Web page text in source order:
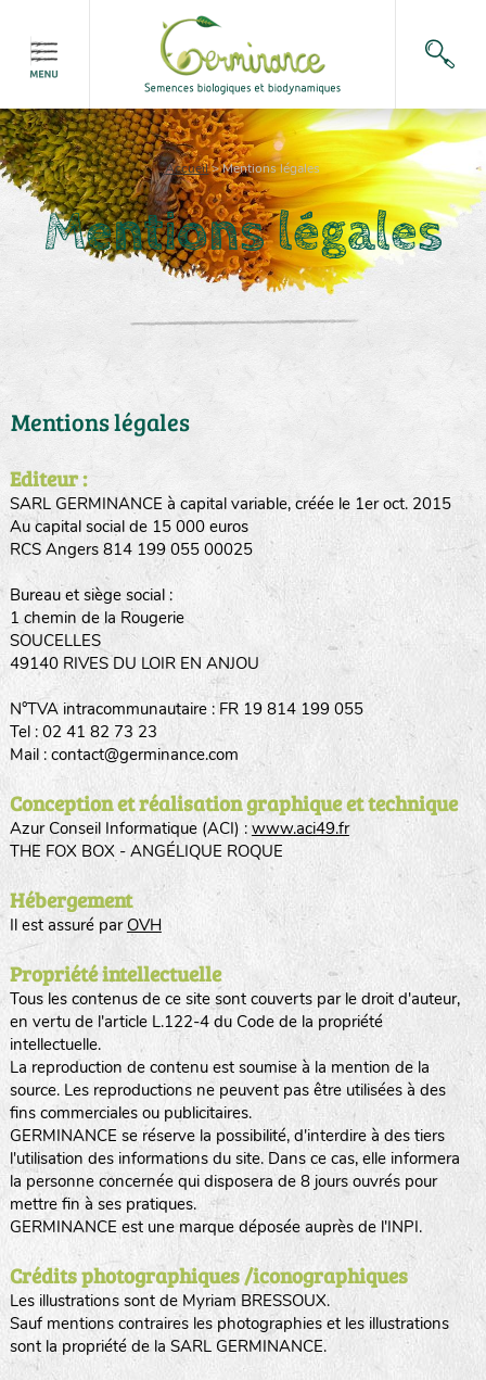
Accueil>Mentions légales
Mentions légales
Mentions légales
Editeur :
SARL GERMINANCE à capital variable, créée le 1er oct. 2015
Au capital social de 15 000 euros
RCS Angers 814 199 055 00025
Bureau et siège social :
1 chemin de la Rougerie
SOUCELLES
49140 RIVES DU LOIR EN ANJOU
N°TVA intracommunautaire : FR 19 814 199 055
Tel : 02 41 82 73 23
Mail : contact@germinance.com
Conception et réalisation graphique et technique
Azur Conseil Informatique (ACI) : www.aci49.fr
THE FOX BOX - ANGÉLIQUE ROQUE
Hébergement
Il est assuré par OVH
Propriété intellectuelle
Tous les contenus de ce site sont couverts par le droit d'auteur,
en vertu de l'article L.122-4 du Code de la propriété
intellectuelle.
La reproduction de contenu est soumise à la mention de la
source. Les reproductions ne peuvent pas être utilisées à des
fins commerciales ou publicitaires.
GERMINANCE se réserve la possibilité, d'interdire à des tiers
l'utilisation des informations du site. Dans ce cas, elle informera
la personne concernée qui disposera de 8 jours ouvrés pour
mettre fin à ses pratiques.
GERMINANCE est une marque déposée auprès de l'INPI.
Crédits photographiques /iconographiques
Les illustrations sont de Myriam BRESSOUX.
Sauf mentions contraires les photographies et les illustrations
sont la propriété de la SARL GERMINANCE.